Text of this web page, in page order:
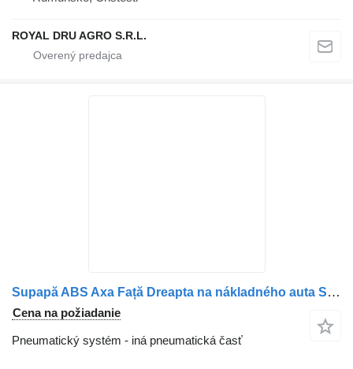
ROYAL DRU AGRO S.R.L.
Supapă ABS Axa Față Dreapta na nákladného auta Scania 1934975 1453761
Cena na požiadanie
Pneumatický systém - iná pneumatická časť